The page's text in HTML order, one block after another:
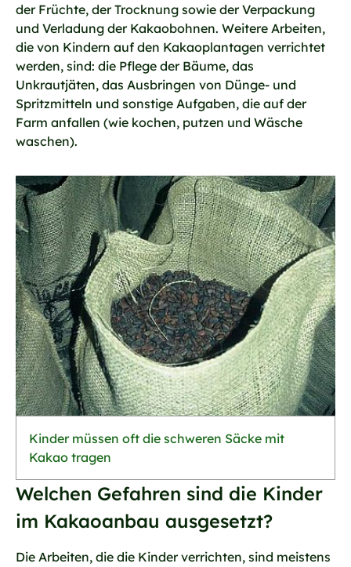
der Früchte, der Trocknung sowie der Verpackung
und Verladung der Kakaobohnen. Weitere Arbeiten,
die von Kindern auf den Kakaoplantagen verrichtet
werden, sind: die Pflege der Bäume, das
Unkrautjäten, das Ausbringen von Dünge- und
Spritzmitteln und sonstige Aufgaben, die auf der
Farm anfallen (wie kochen, putzen und Wäsche
waschen).
Kinder müssen oft die schweren Säcke mit
Kakao tragen
Welchen Gefahren sind die Kinder
im Kakaoanbau ausgesetzt?
Die Arbeiten, die die Kinder verrichten, sind meistens